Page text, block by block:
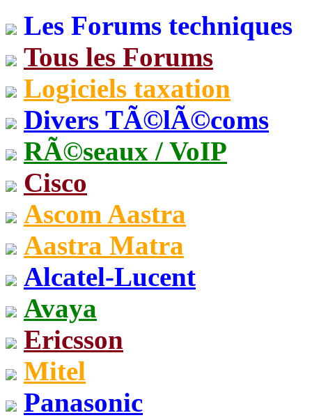
Les Forums techniques
Tous les Forums
Logiciels taxation
Divers TÃ©lÃ©coms
RÃ©seaux / VoIP
Cisco
Ascom Aastra
Aastra Matra
Alcatel-Lucent
Avaya
Ericsson
Mitel
Panasonic